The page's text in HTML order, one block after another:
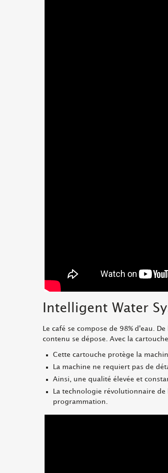
Intelligent Water
Le café se compose de 98% d'eau.
contenu se dépose. Avec la
Cette cartouche protège la
La machine ne requiert pas de
Ainsi, une qualité élevée et
La technologie révolutionnaire
programmation.